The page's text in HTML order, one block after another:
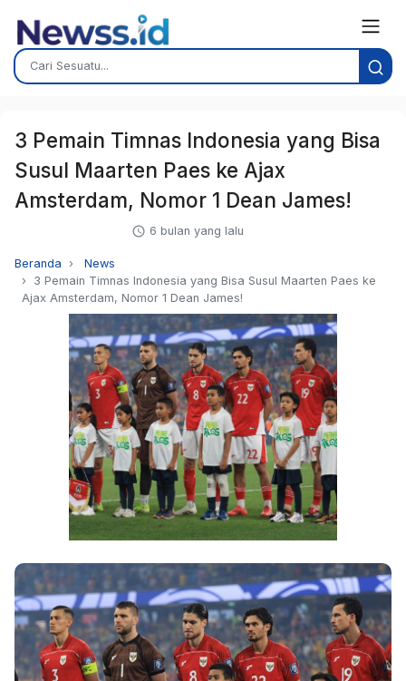
3 Pemain Timnas Indonesia yang Bisa
Susul Maarten Paes ke Ajax
Amsterdam, Nomor 1 Dean James!
6 bulan yang lalu
Beranda
News
3 Pemain Timnas Indonesia yang Bisa Susul Maarten Paes ke
Ajax Amsterdam, Nomor 1 Dean James!